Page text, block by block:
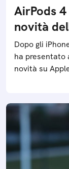
AirPods
novità
Dopo gli
ha presentato
novità su